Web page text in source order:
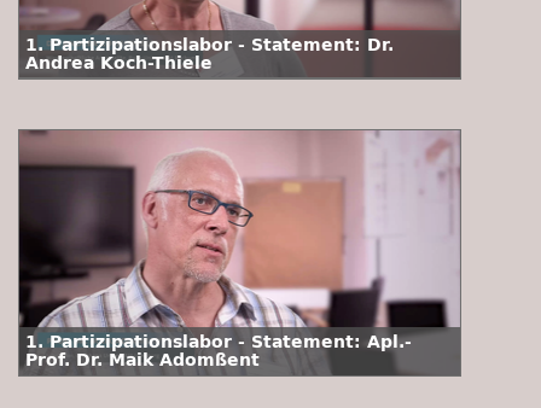
1. Partizipationslabor - Statement: Dr.
Andrea Koch-Thiele
1. Partizipationslabor - Statement: Apl.-
Prof. Dr. Maik Adomßent